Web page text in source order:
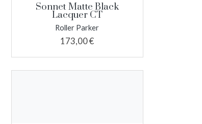
Sonnet Matte Black
Lacquer CT
Roller Parker
173,00 €